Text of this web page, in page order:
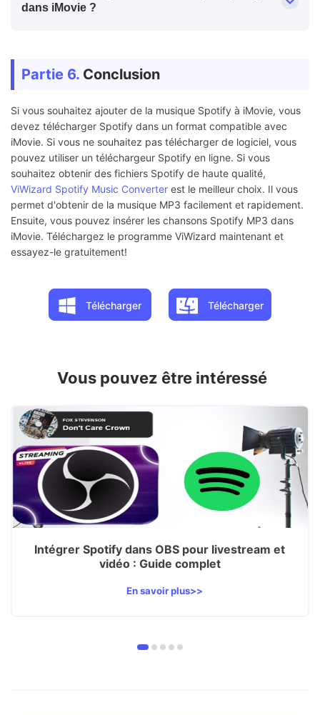
dans iMovie ?
Partie 6. Conclusion
Si vous souhaitez ajouter de la musique Spotify à iMovie, vous
devez télécharger Spotify dans un format compatible avec
iMovie. Si vous ne souhaitez pas télécharger de logiciel, vous
pouvez utiliser un téléchargeur Spotify en ligne. Si vous
souhaitez obtenir des fichiers Spotify de haute qualité,
ViWizard Spotify Music Converter est le meilleur choix. Il vous
permet d'obtenir de la musique MP3 facilement et rapidement.
Ensuite, vous pouvez insérer les chansons Spotify MP3 dans
iMovie. Téléchargez le programme ViWizard maintenant et
essayez-le gratuitement!
Télécharger Télécharger
Vous pouvez être intéressé
Intégrer Spotify dans OBS pour livestream et
vidéo : Guide complet
En savoir plus>>